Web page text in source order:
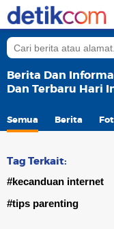
Berita Dan
Dan Terbaru Hari
Semua Berita
Tag Terkait:
#kecanduan internet
#tips parenting